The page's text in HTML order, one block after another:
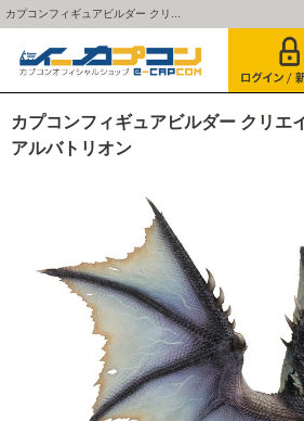
カプコンフィギュアビルダー クリ...
カプコンフィギュアビルダー クリエ
アルバトリオン